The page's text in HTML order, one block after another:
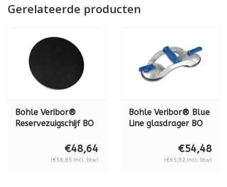
Gerelateerde producten
Bohle Veribor®
Reservezuigschijf BO
€48,64
(€58,85 Incl. btw)
Bohle Veribor® Blue
Line glasdrager BO
€54,48
(€65,92 Incl. btw)